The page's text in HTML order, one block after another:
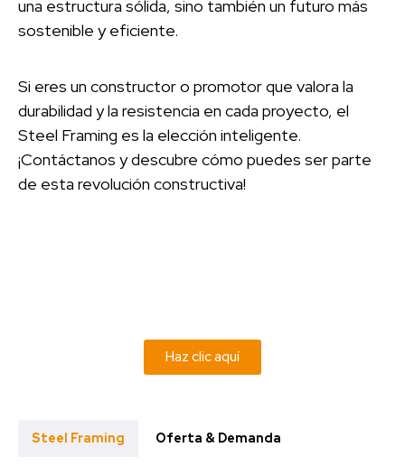
una estructura sólida, sino también un futuro más
sostenible y eficiente.
Si eres un constructor o promotor que valora la
durabilidad y la resistencia en cada proyecto, el
Steel Framing es la elección inteligente.
¡Contáctanos y descubre cómo puedes ser parte
de esta revolución constructiva!
Haz clic aquí
Steel Framing Oferta & Demanda